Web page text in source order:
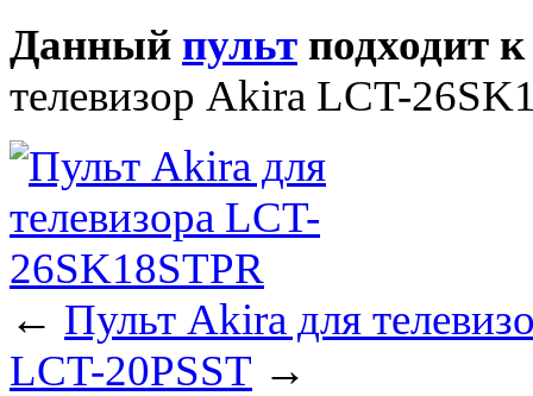
Данный пульт подходит
телевизор Akira LCT-
← Пульт Akira для
LCT-20PSST →